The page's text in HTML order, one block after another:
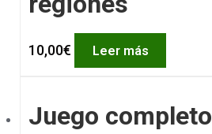
10,00€ Leer más
Juego completo